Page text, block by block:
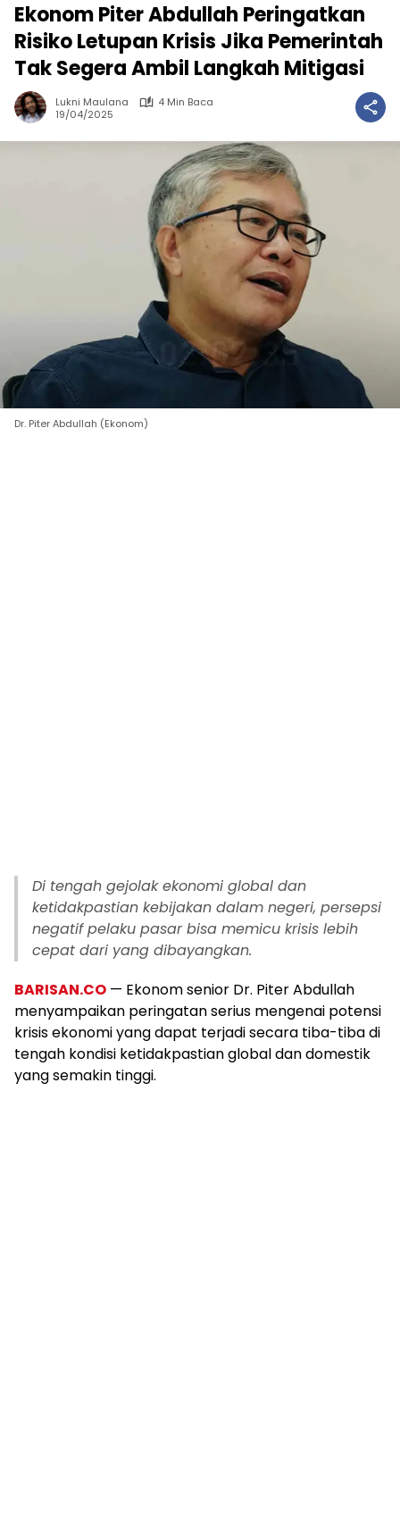
Ekonom Piter Abdullah Peringatkan
Risiko Letupan Krisis Jika Pemerintah
Tak Segera Ambil Langkah Mitigasi
Lukni Maulana
4 Min Baca
19/04/2025
Dr. Piter Abdullah (Ekonom)
Di tengah gejolak ekonomi global dan
ketidakpastian kebijakan dalam negeri, persepsi
negatif pelaku pasar bisa memicu krisis lebih
cepat dari yang dibayangkan.
BARISAN.CO — Ekonom senior Dr. Piter Abdullah
menyampaikan peringatan serius mengenai potensi
krisis ekonomi yang dapat terjadi secara tiba-tiba di
tengah kondisi ketidakpastian global dan domestik
yang semakin tinggi.